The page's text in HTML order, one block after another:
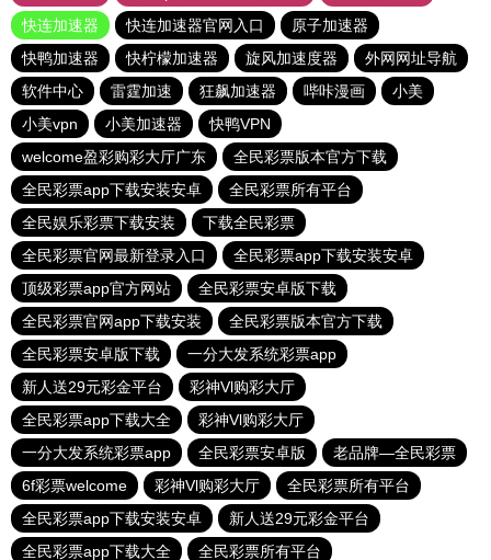
快连加速器
快连加速器官网入口
原子加速器
快鸭加速器
快柠檬加速器 旋风加速度器
外网网址导航
软件中心
雷霆加速 狂飙加速器 哔咔漫画
小美
小美vpn
小美加速器
快鸭VPN
welcome盈彩购彩大厅广东
全民彩票版本官方下载
全民彩票app下载安装安卓
全民彩票所有平台
全民娱乐彩票下载安装
下载全民彩票
全民彩票官网最新登录入口
全民彩票app下载安装安卓
顶级彩票app官方网站
全民彩票安卓版下载
全民彩票官网app下载安装
全民彩票版本官方下载
全民彩票安卓版下载
一分大发系统彩票app
新人送29元彩金平台
彩神Vl购彩大厅
全民彩票app下载大全
彩神Vl购彩大厅
一分大发系统彩票app
全民彩票安卓版
老品牌—全民彩票
6f彩票welcome
彩神Vl购彩大厅
全民彩票所有平台
全民彩票app下载安装安卓
新人送29元彩金平台
全民彩票app下载大全
全民彩票所有平台